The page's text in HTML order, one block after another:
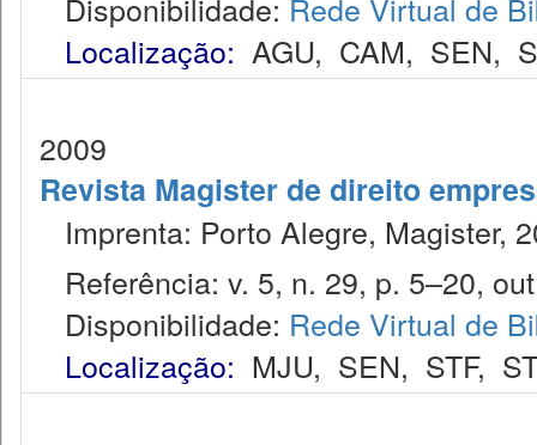
Localização: AGU, CAM, SEN,
2009
Revista Magister de direito
Imprenta: Porto Alegre, Magister,
Referência: v. 5, n. 29, p. 5–20,
Disponibilidade: Rede Virtual de
Localização: MJU, SEN, STF,